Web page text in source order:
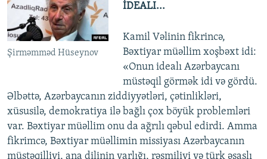
Şirməmməd Hüseynov
İDEALI...
Kamil Vəlinin fikrincə,
Bəxtiyar müəllim xoşbəxt idi:
«Onun idealı Azərbaycanı
müstəqil görmək idi və gördü.
Əlbəttə, Azərbaycanın ziddiyyətləri, çətinlikləri,
xüsusilə, demokratiya ilə bağlı çox böyük problemləri
var. Bəxtiyar müəllim onu da ağrılı qəbul edirdi. Amma
fikrimcə, Bəxtiyar müəllimin missiyası Azərbaycanın
müstəqilliyi, ana dilinin varlığı, rəsmiliyi və türk əsaslı